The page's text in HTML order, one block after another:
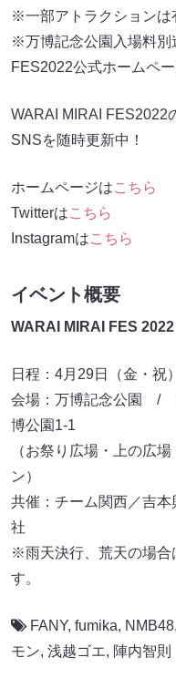
※一部アトラクション
※万博記念公園入場料別
FES2022公式ホームペ
WARAI MIRAI FES2022
SNSを随時更新中！
ホームページはこちら
Twitterはこちら
Instagramはこちら
イベント概要
WARAI MIRAI FES
日程：4月29日（金・
会場：万博記念公園 /
博公園1-1
（お祭り広場・上の広
ン）
共催：チーム関西／吉本
社
※雨天決行、荒天の場合
す。
FANY, fumika, NMB48,
モン, 浅越ゴエ, 陣内智則